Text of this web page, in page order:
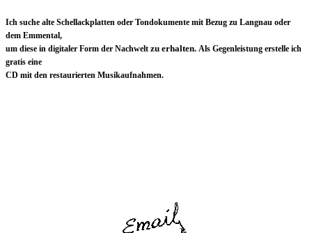
Ich suche alte Schellackplatten oder Tondokumente mit Bezug zu Langnau oder
dem Emmental,
um diese in digitaler Form der Nachwelt zu erhalten. Als Gegenleistung erstelle ich
gratis eine
CD mit den restaurierten Musikaufnahmen.